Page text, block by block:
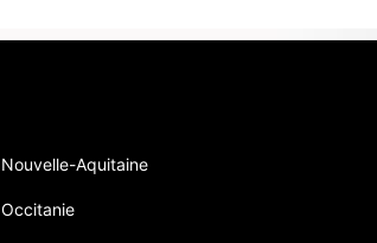
Nouvelle-Aquitaine
Occitanie